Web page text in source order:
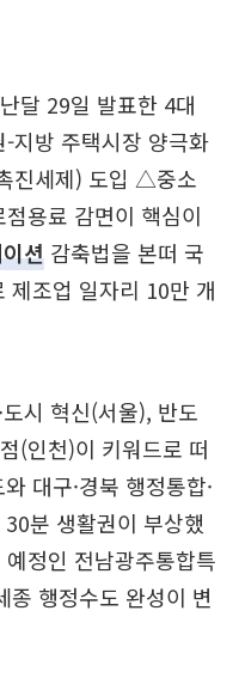
달 29일 발표한 4대
지방 주택시장 양극화
진세제) 도입 △중소
용료 감면이 핵심이
션 감축법을 본떠 국
제조업 일자리 10만 개
시 혁신(서울), 반도
(인천)이 키워드로 떠
대구·경북 행정통합·
분 생활권이 부상했
정인 전남광주통합특
종 행정수도 완성이 변